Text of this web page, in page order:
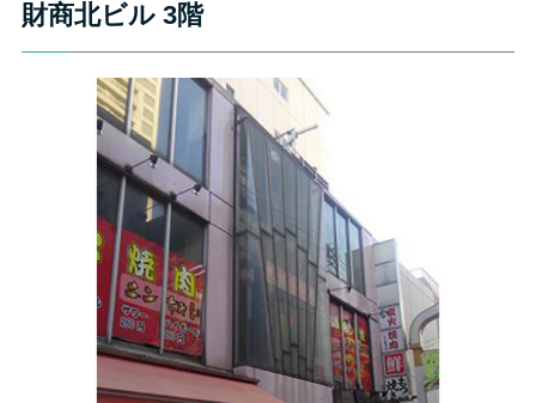
財商北ビル 3階